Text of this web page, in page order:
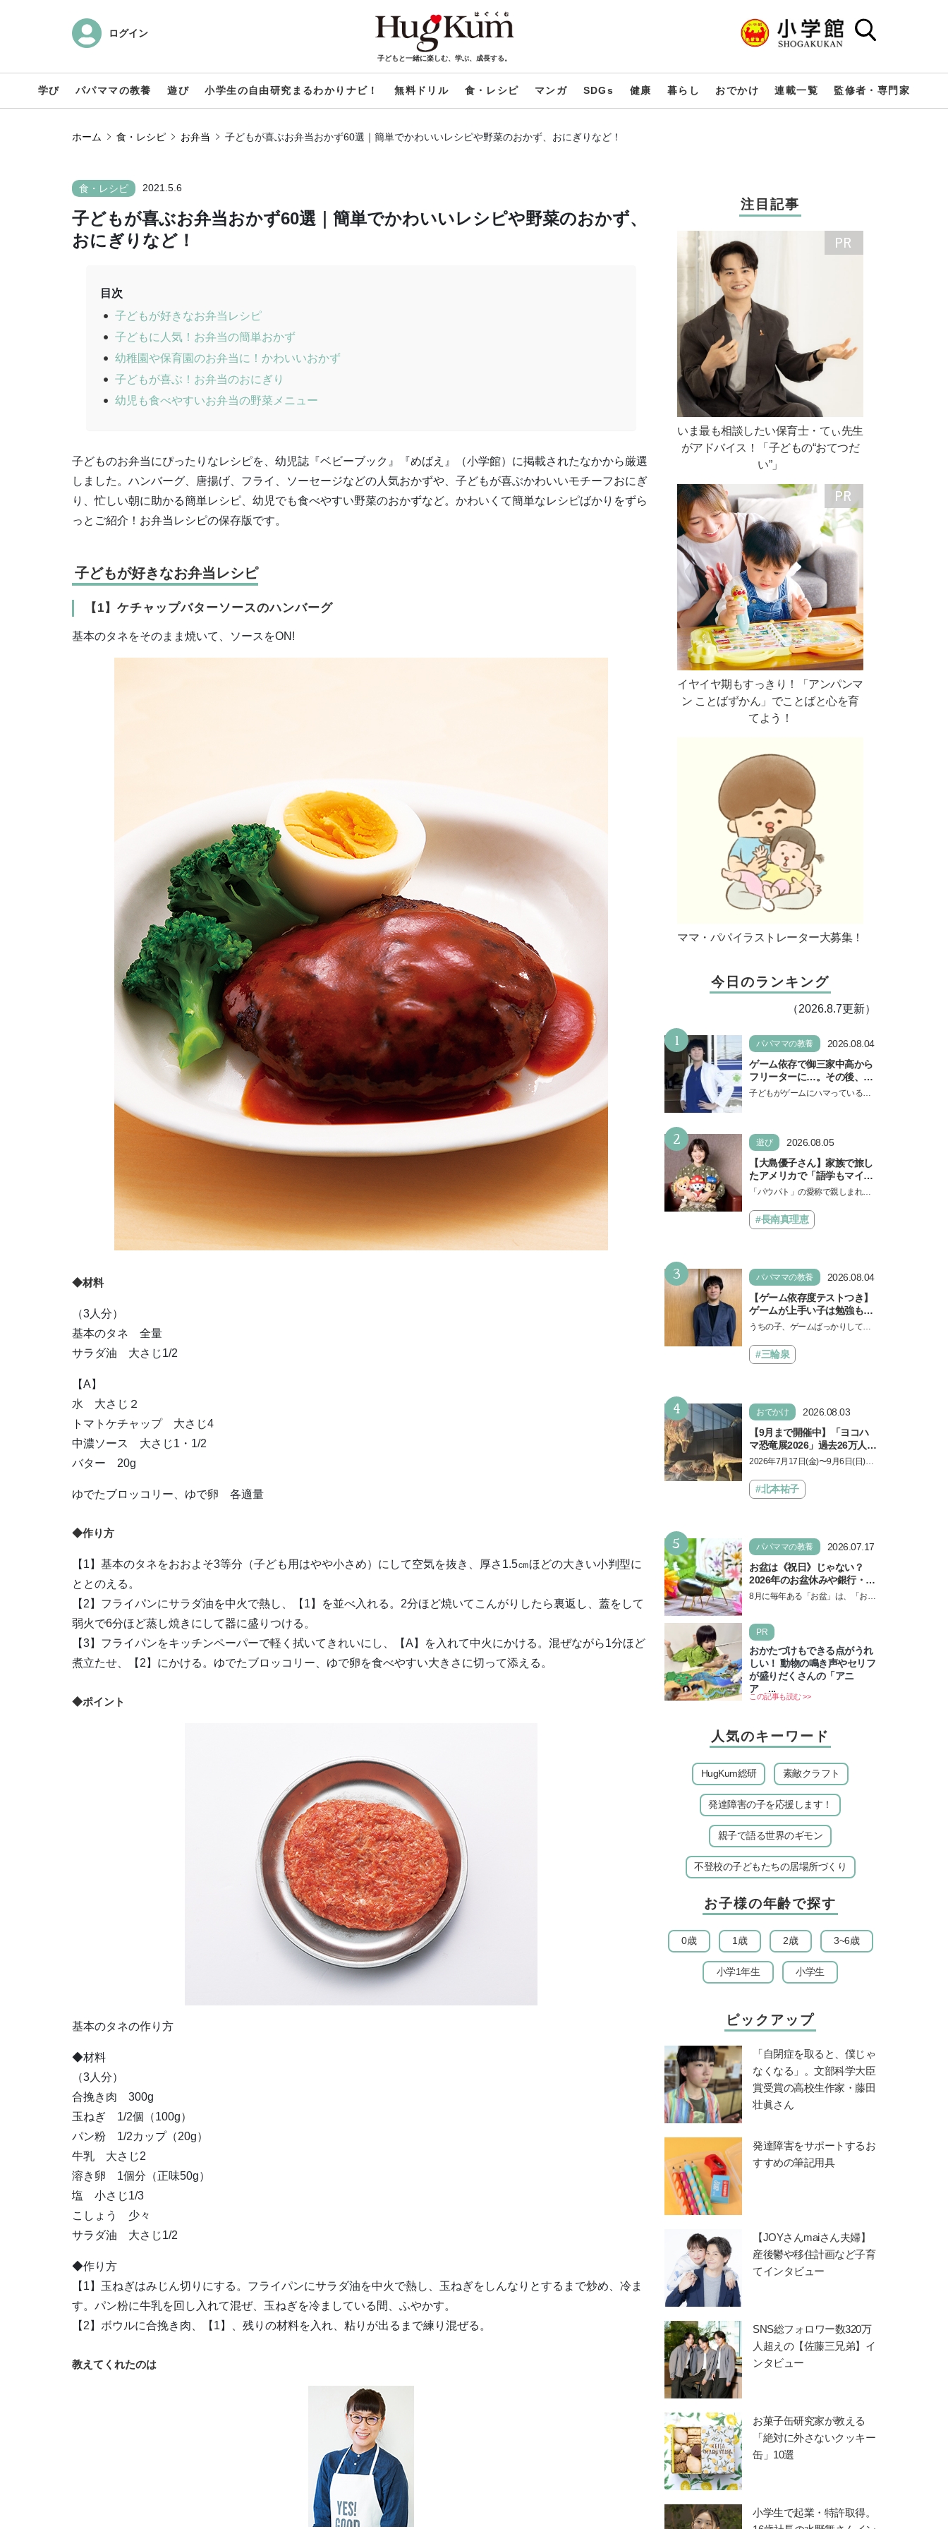
ログイン
子どもと一緒に楽しむ、学ぶ、成長する。
学び パパママの教養 遊び 小学生の自由研究まるわかりナビ！ 無料ドリル 食・レシピ マンガ SDGs 健康 暮らし おでかけ 連載一覧 監修者・専門家
ホーム 食・レシピ お弁当 子どもが喜ぶお弁当おかず60選｜簡単でかわいいレシピや野菜のおかず、おにぎりなど！
食・レシピ 2021.5.6
子どもが喜ぶお弁当おかず60選｜簡単でかわいいレシピや野菜のおかず、
おにぎりなど！
目次
子どもが好きなお弁当レシピ
子どもに人気！お弁当の簡単おかず
幼稚園や保育園のお弁当に！かわいいおかず
子どもが喜ぶ！お弁当のおにぎり
幼児も食べやすいお弁当の野菜メニュー
子どものお弁当にぴったりなレシピを、幼児誌『ベビーブック』『めばえ』（小学館）に掲載されたなかから厳選
しました。ハンバーグ、唐揚げ、フライ、ソーセージなどの人気おかずや、子どもが喜ぶかわいいモチーフおにぎ
り、忙しい朝に助かる簡単レシピ、幼児でも食べやすい野菜のおかずなど。かわいくて簡単なレシピばかりをずら
っとご紹介！お弁当レシピの保存版です。
子どもが好きなお弁当レシピ
【1】ケチャップバターソースのハンバーグ
基本のタネをそのまま焼いて、ソースをON!
◆材料
（3人分）
基本のタネ 全量
サラダ油 大さじ1/2
【A】
水 大さじ２
トマトケチャップ 大さじ4
中濃ソース 大さじ1・1/2
バター 20g
ゆでたブロッコリー、ゆで卵 各適量
◆作り方
【1】基本のタネをおおよそ3等分（子ども用はやや小さめ）にして空気を抜き、厚さ1.5㎝ほどの大きい小判型に
ととのえる。
【2】フライパンにサラダ油を中火で熱し、【1】を並べ入れる。2分ほど焼いてこんがりしたら裏返し、蓋をして
弱火で6分ほど蒸し焼きにして器に盛りつける。
【3】フライパンをキッチンペーパーで軽く拭いてきれいにし、【A】を入れて中火にかける。混ぜながら1分ほど
煮立たせ、【2】にかける。ゆでたブロッコリー、ゆで卵を食べやすい大きさに切って添える。
◆ポイント
基本のタネの作り方
◆材料
（3人分）
合挽き肉 300g
玉ねぎ 1/2個（100g）
パン粉 1/2カップ（20g）
牛乳 大さじ2
溶き卵 1個分（正味50g）
塩 小さじ1/3
こしょう 少々
サラダ油 大さじ1/2
◆作り方
【1】玉ねぎはみじん切りにする。フライパンにサラダ油を中火で熱し、玉ねぎをしんなりとするまで炒め、冷ま
す。パン粉に牛乳を回し入れて混ぜ、玉ねぎを冷ましている間、ふやかす。
【2】ボウルに合挽き肉、【1】、残りの材料を入れ、粘りが出るまで練り混ぜる。
教えてくれたのは
注目記事
いま最も相談したい保育士・てぃ先生
がアドバイス！「子どもの“おてつだ
い”」
イヤイヤ期もすっきり！「アンパンマ
ン ことばずかん」でことばと心を育
てよう！
ママ・パパイラストレーター大募集！
今日のランキング
（2026.8.7更新）
1 パパママの教養
2026.08.04
ゲーム依存で御三家中高から
フリーターに…。その後、医
学部へ逆転合格した現役医師
子どもがゲームにハマっている
2 遊び
2026.08.05
【大島優子さん】家族で旅し
たアメリカで「語学もマイン
ドも！ 子どもの成長はすごか
『パウ・パトロール ザ・ダイ
ノ・ムービー』ではあきらめ
「パウパト」の愛称で親しまれる
の劇場版シリーズ第3弾、映画『パ
ウ・パトロール ザ…
#長南真理恵
3 パパママの教養
2026.08.04
【ゲーム依存度テストつき】
ゲームが上手い子は勉強もで
きる？御三家中高卒でゲーマ
えるゲームしながら受験で勝
つためのメソッド
うちの子、ゲームばっかりしてい
言し、子どもとトラブルになる家
庭は多いもの。でも…
#三輪泉
4 おでかけ
2026.08.03
【9月まで開催中】「ヨコハ
マ恐竜展2026」過去26万人を
動員した恐竜展が9年ぶりに
しむポイントを完全ガイド
2026年7月17日(金)〜9月6日(日)、
「ヨコハマ恐竜展2026〜恐竜の食
卓大図鑑〜」が開催…
#北本祐子
5 パパママの教養
2026.07.17
お盆は《祝日》じゃない？
2026年のお盆休みや銀行・役
所の営業や交通機関情報も紹
8月に毎年ある「お盆」は、「お盆
ずは2026年のお盆…
PR
おかたづけもできる点がうれ
しい！ 動物の鳴き声やセリフ
が盛りだくさんの「アニ
ア ...
この記事も読む >>
人気のキーワード
HugKum総研 素敵クラフト
発達障害の子を応援します！
親子で語る世界のギモン
不登校の子どもたちの居場所づくり
お子様の年齢で探す
0歳 1歳 2歳 3~6歳
小学1年生 小学生
ピックアップ
「自閉症を取ると、僕じゃ
なくなる」。文部科学大臣
賞受賞の高校生作家・藤田
壮眞さん
発達障害をサポートするお
すすめの筆記用具
【JOYさんmaiさん夫婦】
産後鬱や移住計画など子育
てインタビュー
SNS総フォロワー数320万
人超えの【佐藤三兄弟】イ
ンタビュー
お菓子缶研究家が教える
「絶対に外さないクッキー
缶」10選
小学生で起業・特許取得。